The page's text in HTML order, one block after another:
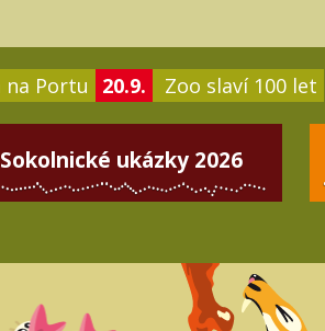
na Portu 20.9. Zoo slaví 100 let
Sokolnické ukázky 2026